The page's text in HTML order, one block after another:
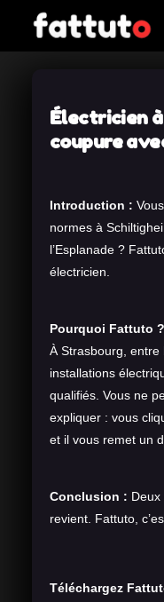
Électricien à
coupure
Introduction :
normes à
l’Esplanade ?
électricien.
Pourquoi Fattuto ?
À Strasbourg,
installations
qualifiés. Vous ne
expliquer : vous
et il vous remet un
Conclusion :
revient. Fattuto,
Téléchargez